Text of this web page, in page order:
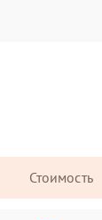
Стоимость